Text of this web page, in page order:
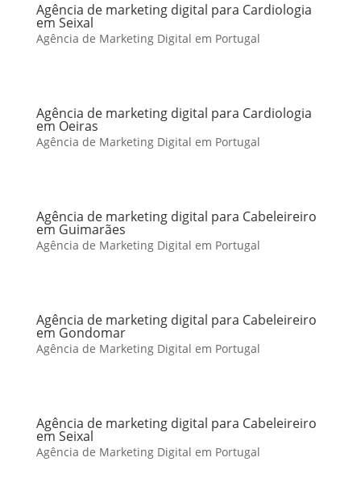
Agência de marketing digital para Cardiologia
em Seixal
Agência de Marketing Digital em Portugal
Agência de marketing digital para Cardiologia
em Oeiras
Agência de Marketing Digital em Portugal
Agência de marketing digital para Cabeleireiro
em Guimarães
Agência de Marketing Digital em Portugal
Agência de marketing digital para Cabeleireiro
em Gondomar
Agência de Marketing Digital em Portugal
Agência de marketing digital para Cabeleireiro
em Seixal
Agência de Marketing Digital em Portugal